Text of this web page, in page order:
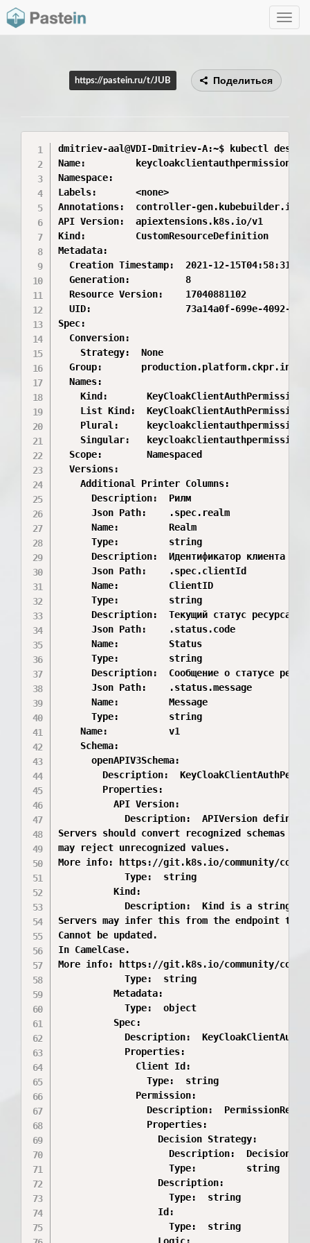
Toggle
https://pastein.ru/t/JUB Поделиться
dmitriev-aal@VDI-Dmitriev-A:~$ kubectl
Name:
Namespace:
Labels:       <none>
Annotations:  controller-gen.kubebuilder.io/
API Version:  apiextensions.k8s.io/v1
Kind:         CustomResourceDefinition
Metadata:
  Creation Timestamp:  2021-12-15T04:58:31Z
  Generation:          8
  Resource Version:    17040881102
UID:                 73a14a0f-699e-4092-
Spec:
  Conversion:
    Strategy:  None
Group:
  Names:
    Kind:       KeyCloakClientAuthPermission
List Kind:
    Plural:     keycloakclientauthpermissions
    Singular:   keycloakclientauthpermission
  Scope:        Namespaced
  Versions:
    Additional Printer Columns:
      Description:  Рилм
      Json Path:    .spec.realm
      Name:         Realm
      Type:         string
      Description:  Идентификатор клиента
      Json Path:    .spec.clientId
      Name:         ClientID
      Type:         string
      Description:  Текущий статус ресурса
      Json Path:    .status.code
      Name:         Status
      Type:         string
Description:  Сообщение о статусе
      Json Path:    .status.message
      Name:         Message
      Type:         string
    Name:           v1
    Schema:
      openAPIV3Schema:
Description:
        Properties:
          API Version:
Description:  APIVersion defines
Servers should convert recognized schemas
may reject unrecognized values.
More info: https://git.k8s.io/community/
            Type:  string
          Kind:
Description:  Kind is a string
Servers may infer this from the endpoint
Cannot be updated.
In CamelCase.
More info: https://git.k8s.io/community/
            Type:  string
          Metadata:
            Type:  object
          Spec:
Description:
            Properties:
              Client Id:
                Type:  string
              Permission:
Description:
                Properties:
                  Decision Strategy:
Description:
                    Type:         string
                  Description:
                    Type:  string
                  Id:
                    Type:  string